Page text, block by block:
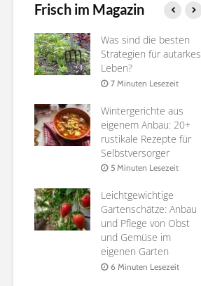
Frisch im Magazin
Was sind die besten
Strategien für autarkes
Leben?
7 Minuten Lesezeit
Wintergerichte aus
eigenem Anbau: 20+
rustikale Rezepte für
Selbstversorger
5 Minuten Lesezeit
Leichtgewichtige
Gartenschätze: Anbau
und Pflege von Obst
und Gemüse im
eigenen Garten
6 Minuten Lesezeit